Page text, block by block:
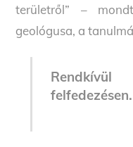
területről” –
geológusa, a
felfedezésen.